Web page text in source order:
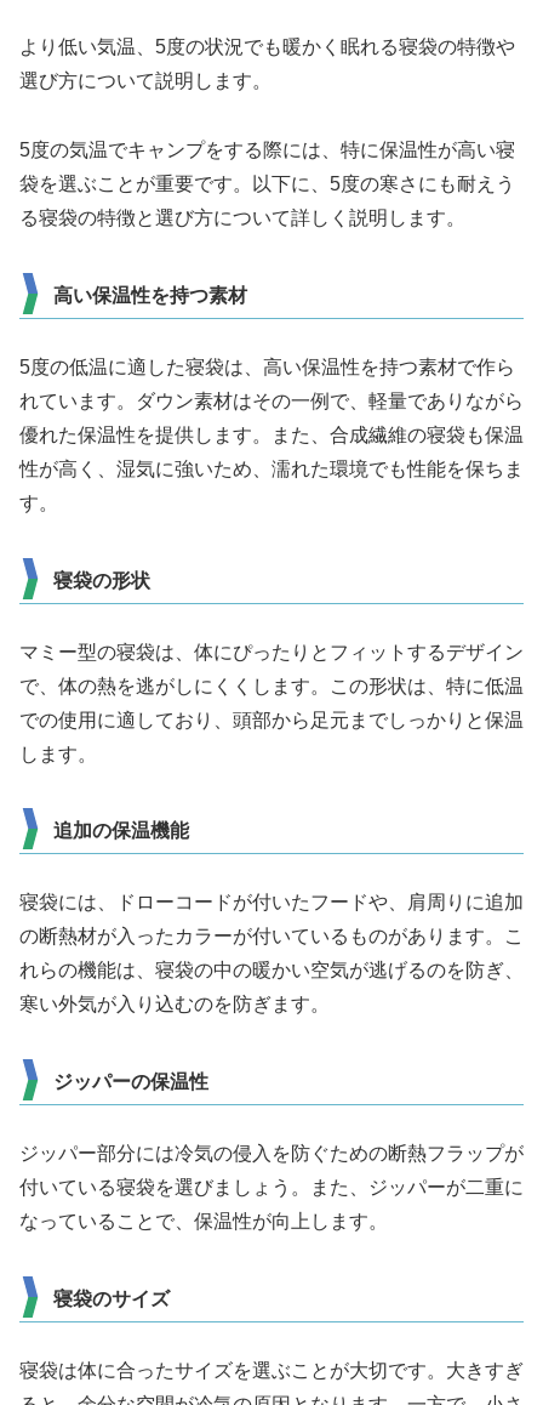
より低い気温、5度の状況でも暖かく眠れる寝袋の特徴や
選び方について説明します。
5度の気温でキャンプをする際には、特に保温性が高い寝
袋を選ぶことが重要です。以下に、5度の寒さにも耐えう
る寝袋の特徴と選び方について詳しく説明します。
高い保温性を持つ素材
5度の低温に適した寝袋は、高い保温性を持つ素材で作ら
れています。ダウン素材はその一例で、軽量でありながら
優れた保温性を提供します。また、合成繊維の寝袋も保温
性が高く、湿気に強いため、濡れた環境でも性能を保ちま
す。
寝袋の形状
マミー型の寝袋は、体にぴったりとフィットするデザイン
で、体の熱を逃がしにくくします。この形状は、特に低温
での使用に適しており、頭部から足元までしっかりと保温
します。
追加の保温機能
寝袋には、ドローコードが付いたフードや、肩周りに追加
の断熱材が入ったカラーが付いているものがあります。こ
れらの機能は、寝袋の中の暖かい空気が逃げるのを防ぎ、
寒い外気が入り込むのを防ぎます。
ジッパーの保温性
ジッパー部分には冷気の侵入を防ぐための断熱フラップが
付いている寝袋を選びましょう。また、ジッパーが二重に
なっていることで、保温性が向上します。
寝袋のサイズ
寝袋は体に合ったサイズを選ぶことが大切です。大きすぎ